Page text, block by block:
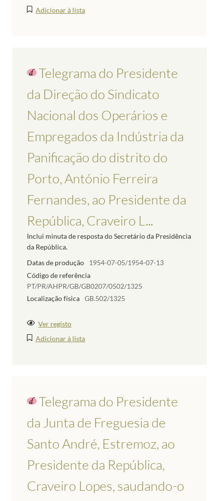
Adicionar à lista
Telegrama do Presidente
da Direção do Sindicato
Nacional dos Operários e
Empregados da Indústria da
Panificação do distrito do
Porto, António Ferreira
Fernandes, ao Presidente da
República, Craveiro L...
Inclui minuta de resposta do Secretário da Presidência
da República.
Datas de produção
1954-07-05/1954-07-13
Código de referência
PT/PR/AHPR/GB/GB0207/0502/1325
Localização física GB.502/1325
Ver registo
Adicionar à lista
Telegrama do Presidente
da Junta de Freguesia de
Santo André, Estremoz, ao
Presidente da República,
Craveiro Lopes, saudando-o